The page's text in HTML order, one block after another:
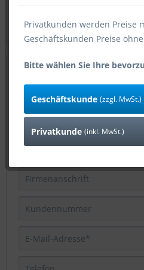
Privatkunden werden Preise
Geschäftskunden Preise
Bitte wählen Sie Ihre
Geschäftskunde (zzgl. MwSt.)
Privatkunde (inkl. MwSt.)